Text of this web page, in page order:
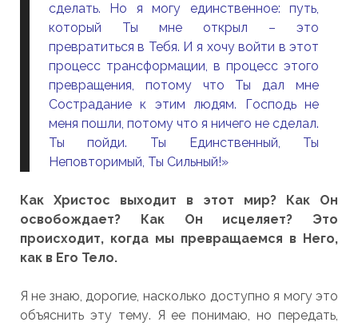
сделать. Но я могу единственное: путь,
который Ты мне открыл – это
превратиться в Тебя. И я хочу войти в этот
процесс трансформации, в процесс этого
превращения, потому что Ты дал мне
Сострадание к этим людям. Господь не
меня пошли, потому что я ничего не сделал.
Ты пойди. Ты Единственный, Ты
Неповторимый, Ты Сильный!»
Как Христос выходит в этот мир? Как Он
освобождает? Как Он исцеляет? Это
происходит, когда мы превращаемся в Него,
как в Его Тело.
Я не знаю, дорогие, насколько доступно я могу это
объяснить эту тему. Я ее понимаю, но передать,